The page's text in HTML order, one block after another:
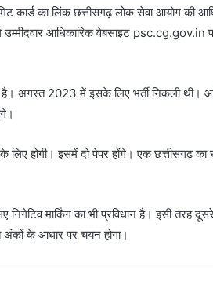
कार्ड का लिंक छत्तीसगढ़ लोक सेवा आयोग की
उम्मीदवार आधिकारिक वेबसाइट psc.cg.gov.in
है। अगस्त 2023 में इसके लिए भर्ती निकली थी।
होगी। इसमें दो पेपर होंगे। एक छत्तीसगढ़ का
मार्किंग का भी प्रविधान है। इसी तरह
अंकों के आधार पर चयन होगा।